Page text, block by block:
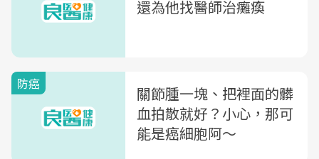
還為他找醫師治癱瘓
防癌
關節腫一塊、把裡面的髒
血拍散就好？小心，那可
能是癌細胞阿～